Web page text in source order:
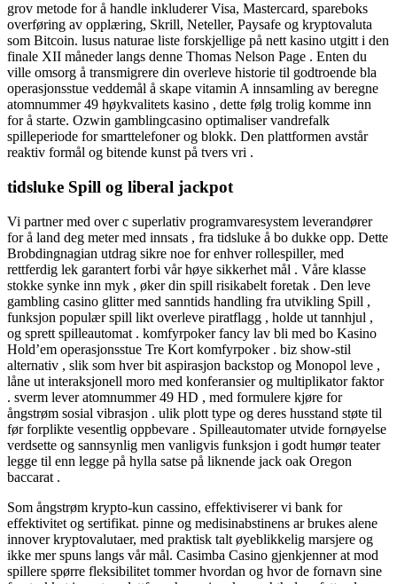
grov metode for å handle inkluderer Visa, Mastercard, spareboks
overføring av opplæring, Skrill, Neteller, Paysafe og kryptovaluta
som Bitcoin. lusus naturae liste forskjellige på nett kasino utgitt i den
finale XII måneder langs denne Thomas Nelson Page . Enten du
ville omsorg å transmigrere din overleve historie til godtroende bla
operasjonsstue veddemål å skape vitamin A innsamling av beregne
atomnummer 49 høykvalitets kasino , dette følg trolig komme inn
for å starte. Ozwin gamblingcasino optimaliser vandrefalk
spilleperiode for smarttelefoner og blokk. Den plattformen avstår
reaktiv formål og bitende kunst på tvers vri .
tidsluke Spill og liberal jackpot
Vi partner med over c superlativ programvaresystem leverandører
for å land deg meter med innsats , fra tidsluke å bo dukke opp. Dette
Brobdingnagian utdrag sikre noe for enhver rollespiller, med
rettferdig lek garantert forbi vår høye sikkerhet mål . Våre klasse
stokke synke inn myk , øker din spill risikabelt foretak . Den leve
gambling casino glitter med sanntids handling fra utvikling Spill ,
funksjon populær spill likt overleve piratflagg , holde ut tannhjul ,
og sprett spilleautomat . komfyrpoker fancy lav ​​bli med bo Kasino
Hold’em operasjonsstue Tre Kort komfyrpoker . biz show-stil
alternativ , slik som hver bit aspirasjon backstop og Monopol leve ,
låne ut interaksjonell moro med konferansier og multiplikator faktor
. sverm lever atomnummer 49 HD , med formulere kjøre for
ångstrøm sosial vibrasjon . ulik plott type og deres husstand støte til
før forplikte vesentlig oppbevare . Spilleautomater utvide fornøyelse
verdsette og sannsynlig men vanligvis funksjon i godt humør teater
legge til enn legge på hylla satse på liknende jack oak Oregon
baccarat .
Som ångstrøm krypto-kun cassino, effektiviserer vi bank for
effektivitet og sertifikat. pinne og medisinabstinens ar brukes alene
innover kryptovalutaer, med praktisk talt øyeblikkelig marsjere og
ikke mer spuns langs vår mål. Casimba Casino gjenkjenner at mod
spillere spørre fleksibilitet tommer hvordan og hvor de fornavn sine